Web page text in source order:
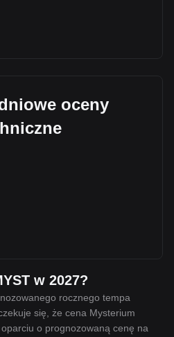
oceny
w 2027?
rocznego tempa
się, że cena Mysterium
o prognozowaną cenę na